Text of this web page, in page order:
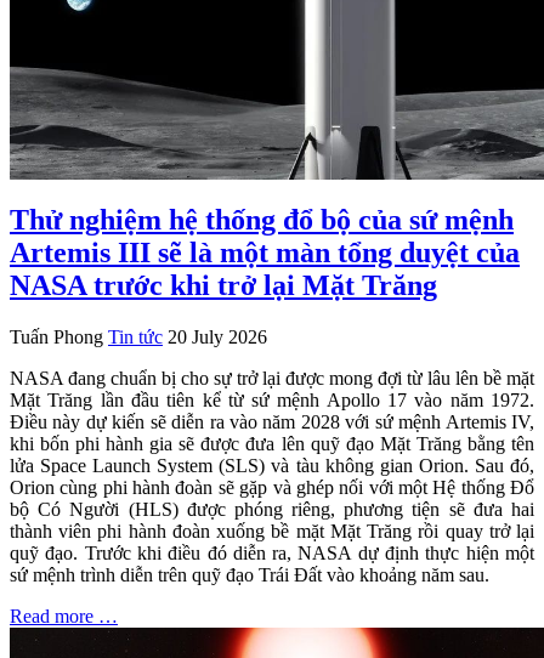
Thử nghiệm hệ thống đổ bộ của sứ mệnh
Artemis III sẽ là một màn tổng duyệt của
NASA trước khi trở lại Mặt Trăng
Tuấn Phong Tin tức 20 July 2026
NASA đang chuẩn bị cho sự trở lại được mong đợi từ lâu lên bề mặt
Mặt Trăng lần đầu tiên kể từ sứ mệnh Apollo 17 vào năm 1972.
Điều này dự kiến sẽ diễn ra vào năm 2028 với sứ mệnh Artemis IV,
khi bốn phi hành gia sẽ được đưa lên quỹ đạo Mặt Trăng bằng tên
lửa Space Launch System (SLS) và tàu không gian Orion. Sau đó,
Orion cùng phi hành đoàn sẽ gặp và ghép nối với một Hệ thống Đổ
bộ Có Người (HLS) được phóng riêng, phương tiện sẽ đưa hai
thành viên phi hành đoàn xuống bề mặt Mặt Trăng rồi quay trở lại
quỹ đạo. Trước khi điều đó diễn ra, NASA dự định thực hiện một
sứ mệnh trình diễn trên quỹ đạo Trái Đất vào khoảng năm sau.
Read more …